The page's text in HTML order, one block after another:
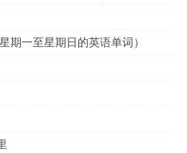
期一至星期日的英语单词）